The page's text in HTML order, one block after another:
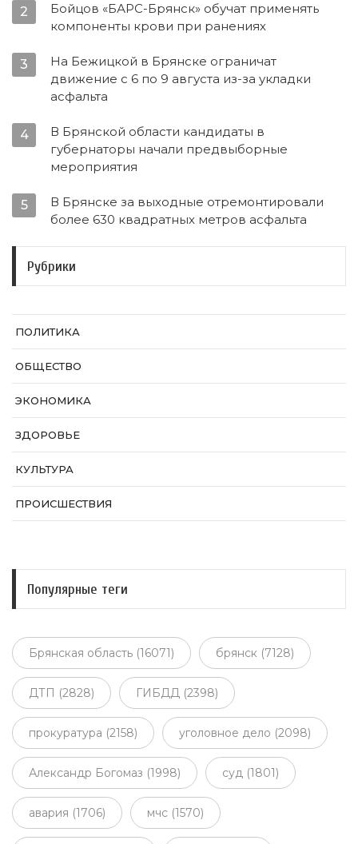
2
Бойцов «БАРС-Брянск» обучат применять
компоненты крови при ранениях
3
На Бежицкой в Брянске ограничат
движение с 6 по 9 августа из-за укладки
асфальта
4
В Брянской области кандидаты в
губернаторы начали предвыборные
мероприятия
5
В Брянске за выходные отремонтировали
более 630 квадратных метров асфальта
Рубрики
ПОЛИТИКА
ОБЩЕСТВО
ЭКОНОМИКА
ЗДОРОВЬЕ
КУЛЬТУРА
ПРОИСШЕСТВИЯ
Популярные теги
Брянская область (16071) брянск (7128)
ДТП (2828) ГИБДД (2398)
прокуратура (2158) уголовное дело (2098)
Александр Богомаз (1998) суд (1801)
авария (1706) мчс (1570)